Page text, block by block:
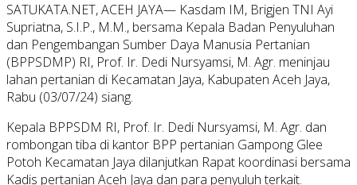
SATUKATA.NET, ACEH JAYA— Kasdam IM, Brigjen TNI Ayi
Supriatna, S.I.P., M.M., bersama Kepala Badan Penyuluhan
dan Pengembangan Sumber Daya Manusia Pertanian
(BPPSDMP) RI, Prof. Ir. Dedi Nursyamsi, M. Agr. meninjau
lahan pertanian di Kecamatan Jaya, Kabupaten Aceh Jaya,
Rabu (03/07/24) siang.
Kepala BPPSDM RI, Prof. Ir. Dedi Nursyamsi, M. Agr. dan
rombongan tiba di kantor BPP pertanian Gampong Glee
Potoh Kecamatan Jaya dilanjutkan Rapat koordinasi bersama
Kadis pertanian Aceh Jaya dan para penyuluh terkait.